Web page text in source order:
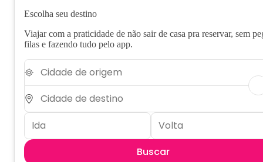
Escolha seu destino
Viajar com a praticidade de não sair de casa pra reservar, sem
filas e fazendo tudo pelo app.
Buscar